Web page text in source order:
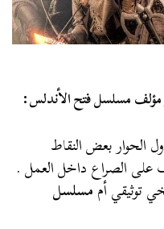
مؤلف مسلسل فتح الأندلس:
الحوار بعض النقاط
على الصراع داخل العمل .
توثيقي أممسلسل